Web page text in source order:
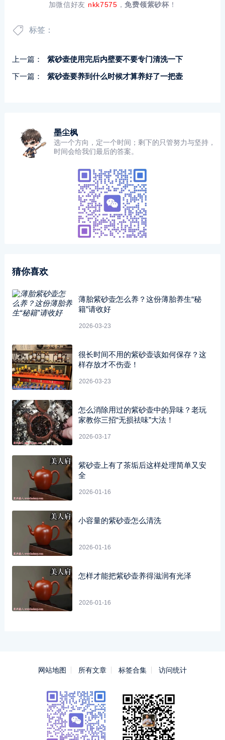
加微信好友 nkk7575 ，免费领紫砂杯！
标签：
上一篇：
紫砂壶使用完后内壁要不要专门清洗一下
下一篇：
紫砂壶要养到什么时候才算养好了一把壶
墨尘枫
选一个方向，定一个时间；剩下的只管努力与坚持，
时间会给我们最后的答案。
猜你喜欢
薄胎紫砂壶怎么养？这份薄胎养生“秘
籍”请收好
2026-03-23
很长时间不用的紫砂壶该如何保存？这
样存放才不伤壶！
2026-03-23
怎么消除用过的紫砂壶中的异味？老玩
家教你三招“无损祛味”大法！
2026-03-17
紫砂壶上有了茶垢后这样处理简单又安
全
2026-01-16
小容量的紫砂壶怎么清洗
2026-01-16
怎样才能把紫砂壶养得滋润有光泽
2026-01-16
网站地图 所有文章 标签合集 访问统计